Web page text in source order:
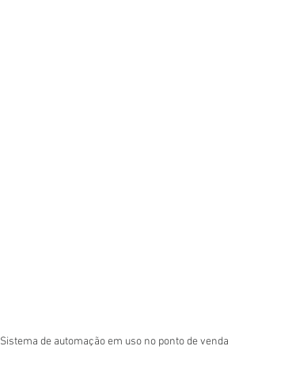
Sistema de automação em uso no ponto de venda